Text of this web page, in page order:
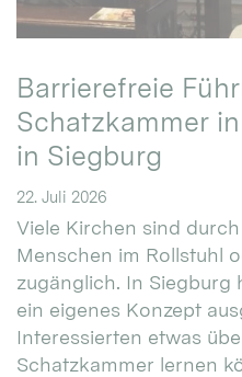
Barrierefreie
Schatzkammer
in Siegburg
22. Juli 2026
Viele Kirchen sind
Menschen im Rollstuhl
zugänglich. In Siegburg
ein eigenes Konzept
Interessierten etwas
Schatzkammer lernen